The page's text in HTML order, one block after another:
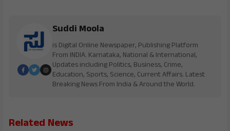
Suddi Moola
is Digital Online Newspaper, Publishing Platform
From INDIA. Karnataka, National & International,
Updates including Politics, Business, Crime,
Education, Sports, Science, Current Affairs. Latest
Breaking News From India & Around the World.
Related News